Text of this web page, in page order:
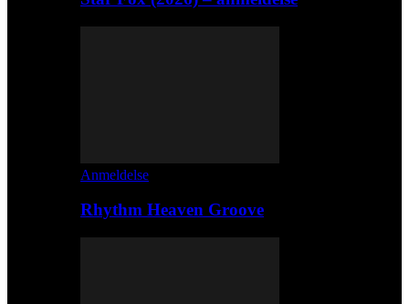
Anmeldelse
Rhythm Heaven Groove